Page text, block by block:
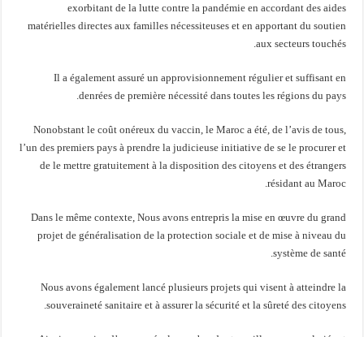
exorbitant de la lutte contre la pandémie en accordant des aides
matérielles directes aux familles nécessiteuses et en apportant du soutien
aux secteurs touchés.
Il a également assuré un approvisionnement régulier et suffisant en
denrées de première nécessité dans toutes les régions du pays.
Nonobstant le coût onéreux du vaccin, le Maroc a été, de l’avis de tous,
l’un des premiers pays à prendre la judicieuse initiative de se le procurer et
de le mettre gratuitement à la disposition des citoyens et des étrangers
résidant au Maroc.
Dans le même contexte, Nous avons entrepris la mise en œuvre du grand
projet de généralisation de la protection sociale et de mise à niveau du
système de santé.
Nous avons également lancé plusieurs projets qui visent à atteindre la
souveraineté sanitaire et à assurer la sécurité et la sûreté des citoyens.